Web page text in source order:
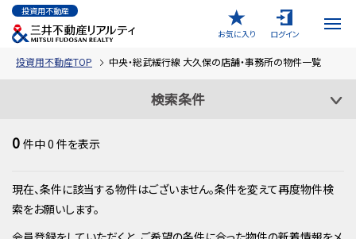
投資用不動産
お気に入り
ログイン
投資用不動産TOP 中央・総武緩行線 大久保の店舗・事務所の物件一覧
検索条件
0 件中0 件を表示
現在、条件に該当する物件はございません。条件を変えて再度物件検
索をお願いします。